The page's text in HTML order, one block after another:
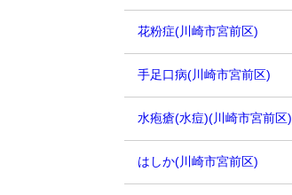
花粉症(川崎市宮前区)
手足口病(川崎市宮前区)
水疱瘡(水痘)(川崎市宮前区)
はしか(川崎市宮前区)